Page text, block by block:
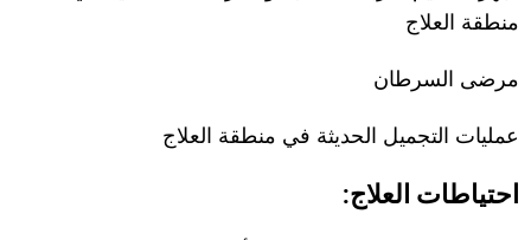
منطقة العلاج
مرضى السرطان
عمليات التجميل الحديثة في منطقة العلاج
احتياطات العلاج: